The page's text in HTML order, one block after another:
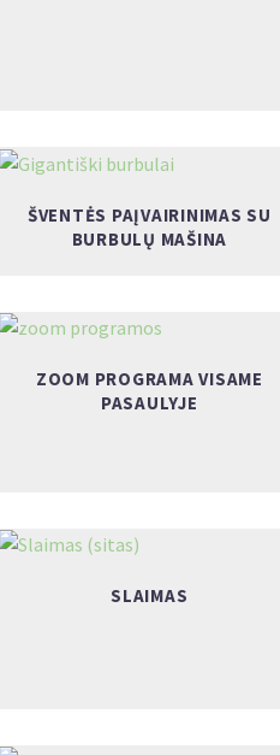
ŠVENTĖS PAĮVAIRINIMAS SU
BURBULŲ MAŠINA
ZOOM PROGRAMA VISAME
PASAULYJE
SLAIMAS